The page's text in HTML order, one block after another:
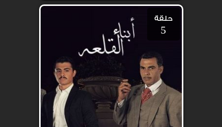
حلقة
5